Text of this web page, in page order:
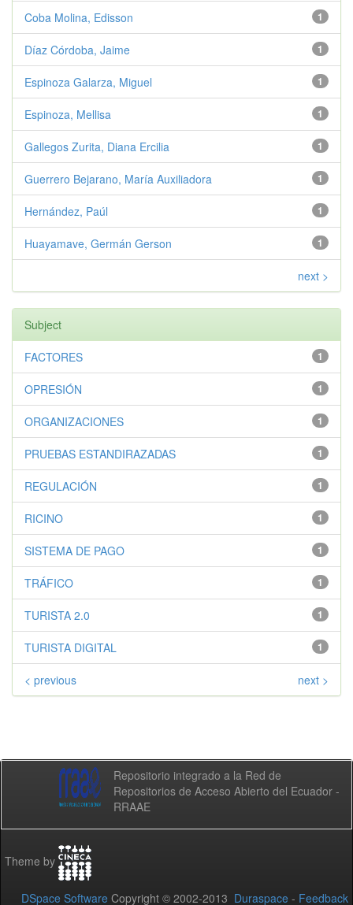
1
Coba Molina, Edisson
1
Díaz Córdoba, Jaime
1
Espinoza Galarza, Miguel
1
Espinoza, Mellisa
1
Gallegos Zurita, Diana Ercilia
1
Guerrero Bejarano, María Auxiliadora
1
Hernández, Paúl
1
Huayamave, Germán Gerson
next >
Subject
1
FACTORES
1
OPRESIÓN
1
ORGANIZACIONES
1
PRUEBAS ESTANDIRAZADAS
1
REGULACIÓN
1
RICINO
1
SISTEMA DE PAGO
1
TRÁFICO
1
TURISTA 2.0
1
TURISTA DIGITAL
< previous next >
Repositorio integrado a la Red de
Repositorios de Acceso Abierto del Ecuador -
RRAAE
Theme by
DSpace Software Copyright © 2002-2013 Duraspace - Feedback